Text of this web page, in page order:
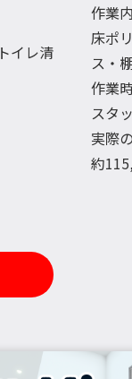
イレ清
作業
床ポ
ス・
作業
スタ
実際
約